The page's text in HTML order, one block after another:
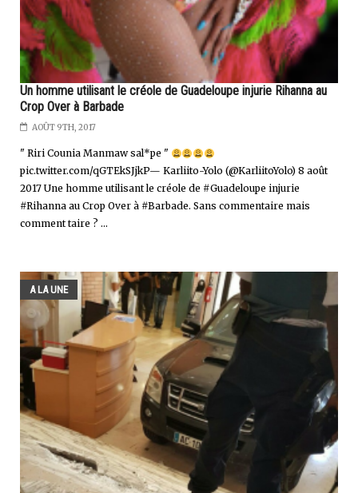
Un homme utilisant le créole de Guadeloupe injurie Rihanna au
Crop Over à Barbade
AOÛT 9TH, 2017
" Riri Counia Manmaw sal*pe "
pic.twitter.com/qGTEkSJjkP— Karliito-Yolo (@KarliitoYolo) 8 août
2017 Une homme utilisant le créole de #Guadeloupe injurie
#Rihanna au Crop Over à #Barbade. Sans commentaire mais
comment taire ? ...
A LA UNE